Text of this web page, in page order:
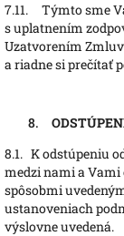
7.11.
Týmto sme
s uplatnením
Uzatvorením
a riadne si prečítať
8.1. K odstúpeniu
medzi nami a Vami
spôsobmi
ustanoveniach
výslovne uvedená.